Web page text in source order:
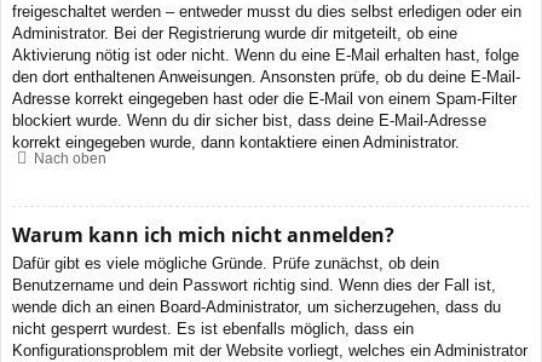
freigeschaltet werden – entweder musst du dies selbst erledigen oder ein
Administrator. Bei der Registrierung wurde dir mitgeteilt, ob eine
Aktivierung nötig ist oder nicht. Wenn du eine E-Mail erhalten hast, folge
den dort enthaltenen Anweisungen. Ansonsten prüfe, ob du deine E-Mail-
Adresse korrekt eingegeben hast oder die E-Mail von einem Spam-Filter
blockiert wurde. Wenn du dir sicher bist, dass deine E-Mail-Adresse
korrekt eingegeben wurde, dann kontaktiere einen Administrator.
Nach oben
Warum kann ich mich nicht anmelden?
Dafür gibt es viele mögliche Gründe. Prüfe zunächst, ob dein
Benutzername und dein Passwort richtig sind. Wenn dies der Fall ist,
wende dich an einen Board-Administrator, um sicherzugehen, dass du
nicht gesperrt wurdest. Es ist ebenfalls möglich, dass ein
Konfigurationsproblem mit der Website vorliegt, welches ein Administrator